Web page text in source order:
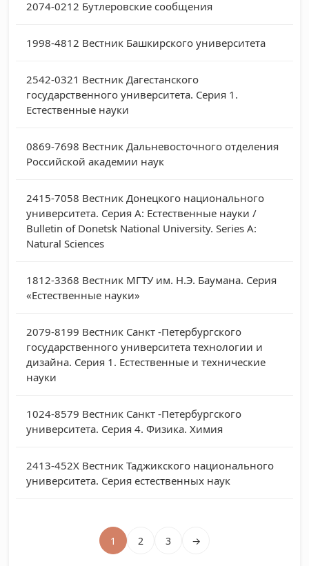
2074-0212 Бутлеровские сообщения
1998-4812 Вестник Башкирского университета
2542-0321 Вестник Дагестанского
государственного университета. Серия 1.
Естественные науки
0869-7698 Вестник Дальневосточного отделения
Российской академии наук
2415-7058 Вестник Донецкого национального
университета. Серия А: Естественные науки /
Bulletin of Donetsk National University. Series А:
Natural Sciences
1812-3368 Вестник МГТУ им. Н.Э. Баумана. Серия
«Естественные науки»
2079-8199 Вестник Санкт -Петербургского
государственного университета технологии и
дизайна. Серия 1. Естественные и технические
науки
1024-8579 Вестник Санкт -Петербургского
университета. Серия 4. Физика. Химия
2413-452X Вестник Таджикского национального
университета. Серия естественных наук
1 2 3 →